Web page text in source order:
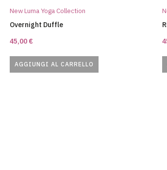
AGGIUNGI AL CARRELLO
New Luma Yoga Collection
Overnight Duffle
45,00 €